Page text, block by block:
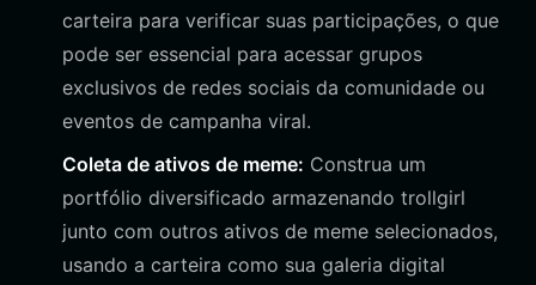
carteira para verificar suas participações, o que
pode ser essencial para acessar grupos
exclusivos de redes sociais da comunidade ou
eventos de campanha viral.
Coleta de ativos de meme: Construa um
portfólio diversificado armazenando trollgirl
junto com outros ativos de meme selecionados,
usando a carteira como sua galeria digital